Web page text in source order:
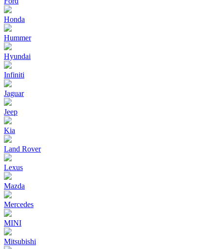
Honda
Hummer
Hyundai
Infiniti
Jaguar
Jeep
Kia
Land Rover
Lexus
Mazda
Mercedes
MINI
Mitsubishi